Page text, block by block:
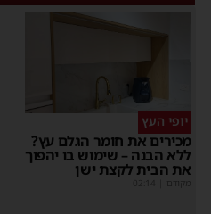
יופי העץ
מכירים את חומר הגלם עץ?
ללא הבנה – שימוש בו יהפוך
את הבית לקצת ישן
מקודם